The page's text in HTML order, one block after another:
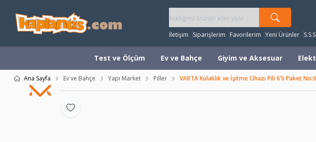
İletişim Siparişlerim Favorilerim Yeni Ürünler S.S.S.
Test ve Ölçüm Ev ve Bahçe Giyim ve Aksesuar
Ana Sayfa Ev ve Bahçe Yapı Market Piller VARTA Kulaklık ve İşitme Cihazı Pili 6'lı Paket
Favoriye Ekle